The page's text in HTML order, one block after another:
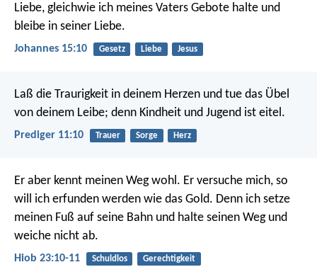
Liebe, gleichwie ich meines Vaters Gebote halte und
bleibe in seiner Liebe.
Johannes 15:10 Gesetz Liebe Jesus
Laß die Traurigkeit in deinem Herzen und tue das Übel
von deinem Leibe; denn Kindheit und Jugend ist eitel.
Prediger 11:10 Trauer Sorge Herz
Er aber kennt meinen Weg wohl. Er versuche mich, so
will ich erfunden werden wie das Gold. Denn ich setze
meinen Fuß auf seine Bahn und halte seinen Weg und
weiche nicht ab.
Hiob 23:10-11 Schuldlos Gerechtigkeit